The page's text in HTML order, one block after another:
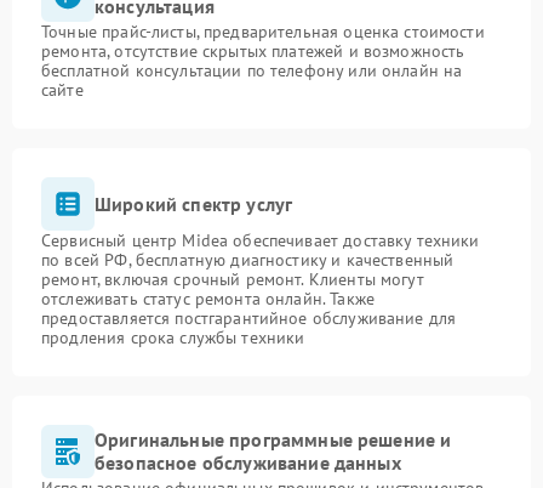
консультация
Точные прайс-листы, предварительная оценка стоимости
ремонта, отсутствие скрытых платежей и возможность
бесплатной консультации по телефону или онлайн на
сайте
Широкий спектр услуг
Сервисный центр Midea обеспечивает доставку техники
по всей РФ, бесплатную диагностику и качественный
ремонт, включая срочный ремонт. Клиенты могут
отслеживать статус ремонта онлайн. Также
предоставляется постгарантийное обслуживание для
продления срока службы техники
Оригинальные программные решение и
безопасное обслуживание данных